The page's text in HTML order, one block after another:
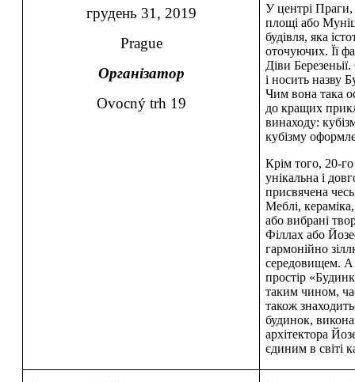
грудень 31, 2019
Prague
Організатор
Ovocný trh 19
У центрі Праги,
площі або
будівля, яка
оточуючих. Її
Діви
і носить назву
Чим вона така
до кращих
винаходу:
кубізму
Крім того, 20-го
унікальна і
присвячена
Меблі,
або вибрані
Філлах або
гармонійно
середовищем. А
простір
таким чином,
також
будинок,
архітектора
єдиним в світі